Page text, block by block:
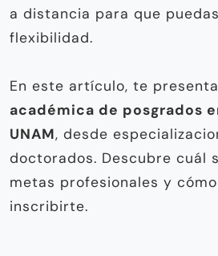
a distancia para que
flexibilidad.
En este artículo, te
académica de posgrados
UNAM, desde
doctorados. Descubre cuál
metas profesionales y
inscribirte.